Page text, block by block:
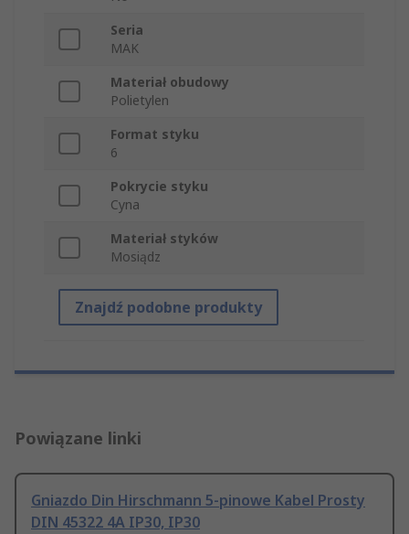
Seria
MAK
Materiał obudowy
Polietylen
Format styku
6
Pokrycie styku
Cyna
Materiał styków
Mosiądz
Znajdź podobne produkty
Powiązane linki
Gniazdo Din Hirschmann 5-pinowe Kabel Prosty
DIN 45322 4A IP30, IP30